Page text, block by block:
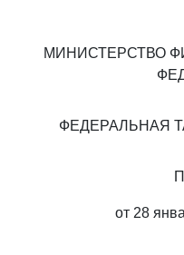
МИНИСТЕРСТВО
ФЕДЕРАЛЬНАЯ
от 28